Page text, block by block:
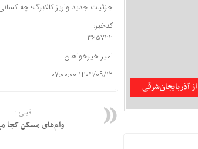
جزئیات جدید واریز کالابرگ؛ چه
کدخبر:
۳۶۵۷۲۲
امیر خیرخواهان
۱۴۰۴/۰۹/۱۲ ۰۷:۰۰:۰۰
قبلی :
وام‌های مسکن کجا